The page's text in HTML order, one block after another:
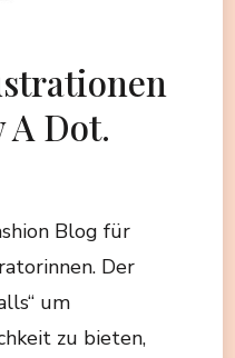
Dot.
Blog für
Der
um
zu bieten,